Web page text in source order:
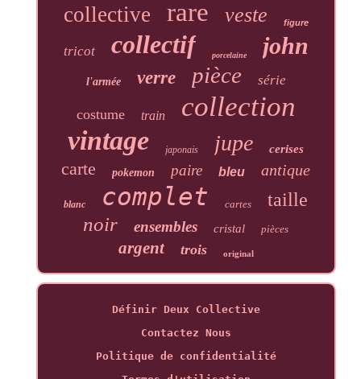
collective rare veste figure
tricot collectif porcelaine john
l'armée verre pièce série
costume train collection
vintage japonais jupe cerises
carte pokemon paire bleu antique
blanc complet cartes taille
noir ensembles cristal pièces
argent trois original
Définir Deux Collective
Contactez Nous
Politique de confidentialité